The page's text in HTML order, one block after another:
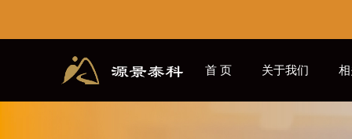
首 页 关于我们